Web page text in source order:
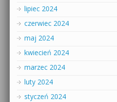
lipiec 2024
czerwiec 2024
maj 2024
kwiecień 2024
marzec 2024
luty 2024
styczeń 2024